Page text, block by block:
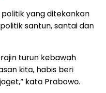
yang ditekankan
santun, santai dan
turun kebawah
kita, habis beri
kata Prabowo.